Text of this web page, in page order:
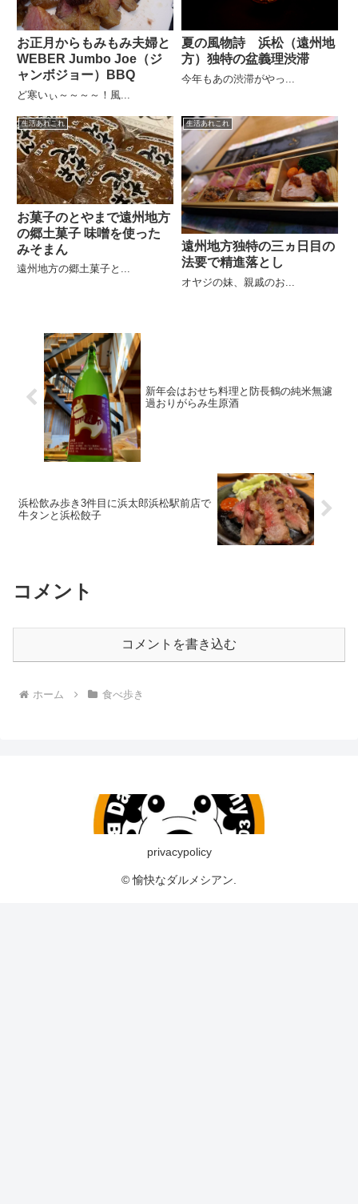
お正月からもみもみ夫婦と
WEBER Jumbo Joe（ジ
ャンボジョー）BBQ
ど寒いぃ～～～～！風...
夏の風物詩 浜松（遠州地
方）独特の盆義理渋滞
今年もあの渋滞がやっ...
生活あれこれ
お菓子のとやまで遠州地方
の郷土菓子 味噌を使った
みそまん
遠州地方の郷土菓子と...
生活あれこれ
遠州地方独特の三ヵ日目の
法要で精進落とし
オヤジの妹、親戚のお...
新年会はおせち料理と防長鶴の純米無濾
過おりがらみ生原酒
浜松飲み歩き3件目に浜太郎浜松駅前店で
牛タンと浜松餃子
コメント
コメントを書き込む
ホーム 食べ歩き
privacypolicy
© 愉快なダルメシアン.